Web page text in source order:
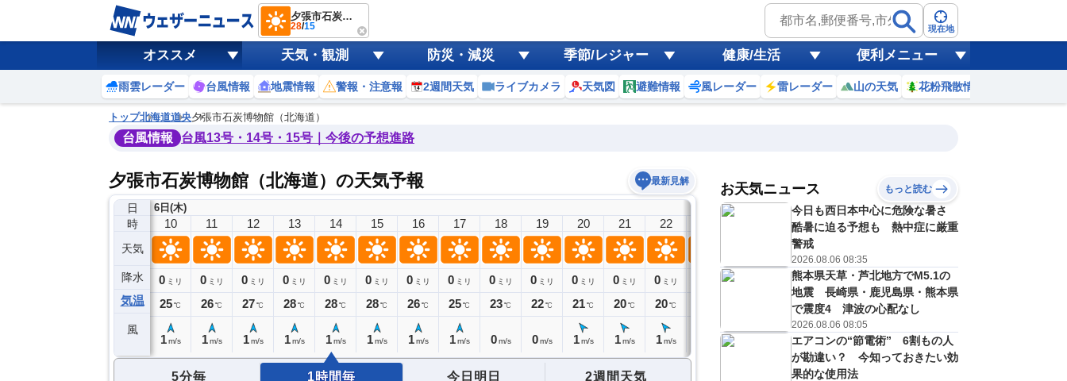
夕張市石炭博物館（北海道）
28/15 現在地
オススメ 天気・観測 防災・減災 季節/レジャー 健康/生活 便利メニュー
雨雲レーダー 台風情報 地震情報 警報・注意報 2週間天気 ライブカメラ 天気図 避難情報 風レーダー 雷レーダー 山の天気 花粉飛散情報
トップ北海道道央夕張市石炭博物館（北海道）
台風情報 台風13号・14号・15号｜今後の予想進路
夕張市石炭博物館（北海道）の天気予報 最新見解
日
時
天気
降水
気温
風
6日(木)
9
0ミリ
23℃
10
0 ミリ
25℃
1 m/s
11
0 ミリ
26℃
1 m/s
12
0 ミリ
27℃
1 m/s
13
0 ミリ
28℃
1 m/s
14
0 ミリ
28℃
1 m/s
15
0 ミリ
28℃
1 m/s
16
0 ミリ
26℃
1 m/s
17
0 ミリ
25℃
1 m/s
18
0 ミリ
23℃
0 m/s
19
0 ミリ
22℃
0 m/s
20
0 ミリ
21℃
1 m/s
21
0 ミリ
20℃
1 m/s
22
0 ミリ
20℃
1 m/s
7日(金)
1
ミリ
19℃
m/s
2
0ミリ
19
1m/s
3
0 ミリ
19 ℃
1m/s
4
0ミリ
18
1m/s
5
0
1
5分毎 1時間毎 今日明日 2週間天気
お天気ニュース もっと読む
今日も西日本中心に危険な暑さ
酷暑に迫る予想も 熱中症に厳重
警戒
2026.08.06 08:35
熊本県天草・芦北地方でM5.1の
地震 長崎県・鹿児島県・熊本県
で震度4 津波の心配なし
2026.08.06 08:05
エアコンの“節電術” 6割もの人
が勘違い？ 今知っておきたい効
果的な使用法